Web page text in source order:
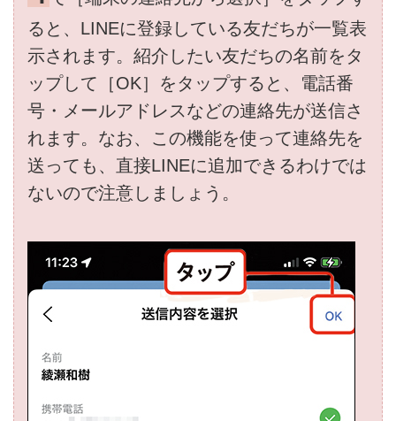
ると、LINEに登録している友だちが一覧表
示されます。紹介したい友だちの名前をタ
ップして［OK］をタップすると、電話番
号・メールアドレスなどの連絡先が送信さ
れます。なお、この機能を使って連絡先を
送っても、直接LINEに追加できるわけでは
ないので注意しましょう。